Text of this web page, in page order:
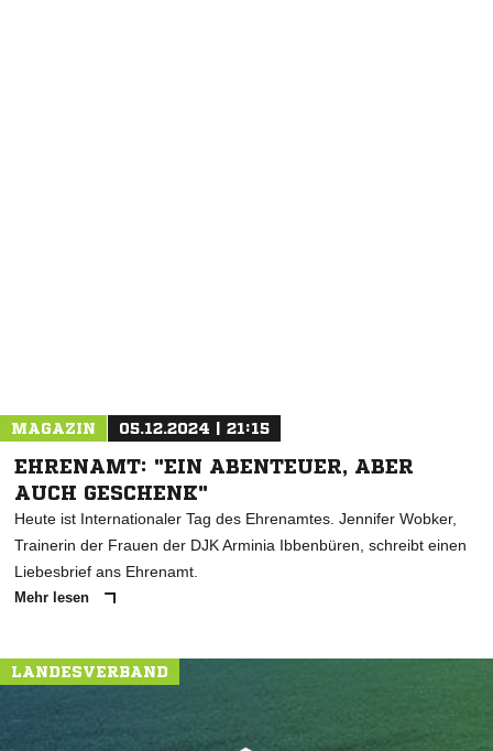
MAGAZIN 05.12.2024 | 21:15
EHRENAMT: "EIN ABENTEUER, ABER
AUCH GESCHENK"
Heute ist Internationaler Tag des Ehrenamtes. Jennifer Wobker,
Trainerin der Frauen der DJK Arminia Ibbenbüren, schreibt einen
Liebesbrief ans Ehrenamt.
Mehr lesen
LANDESVERBAND